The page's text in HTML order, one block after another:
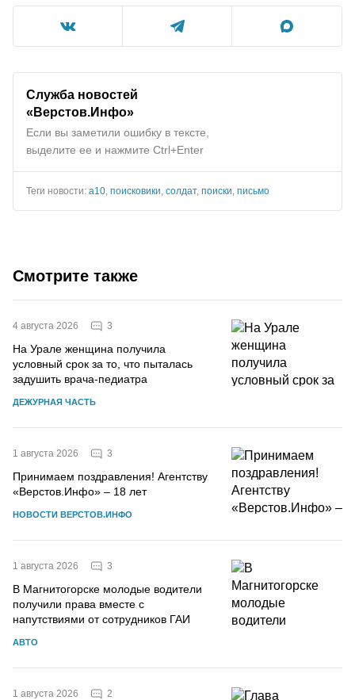
Служба новостей
«Верстов.Инфо»
Если вы заметили ошибку в тексте,
выделите ее и нажмите Ctrl+Enter
Теги новости: а10, поисковики, солдат, поиски, письмо
Смотрите также
4 августа 2026 3
На Урале женщина получила
условный срок за то, что пыталась
задушить врача-педиатра
ДЕЖУРНАЯ ЧАСТЬ
1 августа 2026 3
Принимаем поздравления! Агентству
«Верстов.Инфо» – 18 лет
НОВОСТИ ВЕРСТОВ.ИНФО
1 августа 2026 3
В Магнитогорске молодые водители
получили права вместе с
напутствиями от сотрудников ГАИ
АВТО
1 августа 2026 2